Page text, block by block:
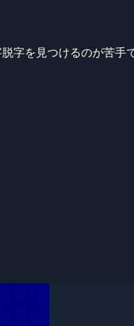
字を見つけるのが苦